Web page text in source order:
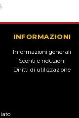
INFORMAZIONI
Informazioni generali
Sconti e riduzioni
Diritti di utilizzazione